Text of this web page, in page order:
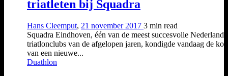
triatleten bij Squadra
Hans Cleemput, 21 november 2017 3 min read
Squadra Eindhoven, één van de meest succesvolle
triatlonclubs van de afgelopen jaren, kondigde vandaag de
van een nieuwe...
Duathlon